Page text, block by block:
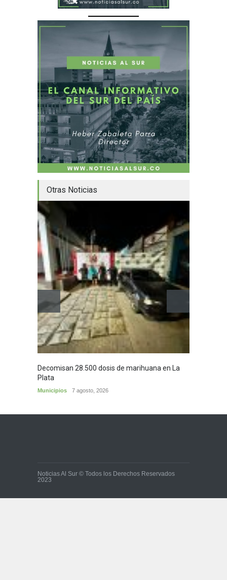
Otras Noticias
Decomisan 28.500 dosis de marihuana en La
Plata
Municipios 7 agosto, 2026
Noticias Al Sur © Todos los Derechos Reservados
2023